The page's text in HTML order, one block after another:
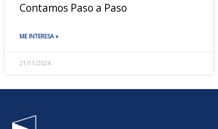
Contamos Paso a Paso
ME INTERESA »
21/11/2024